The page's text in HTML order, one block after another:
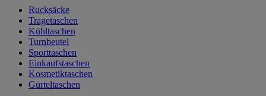
Rucksäcke
Tragetaschen
Kühltaschen
Turnbeutel
Sporttaschen
Einkaufstaschen
Kosmetiktaschen
Gürteltaschen